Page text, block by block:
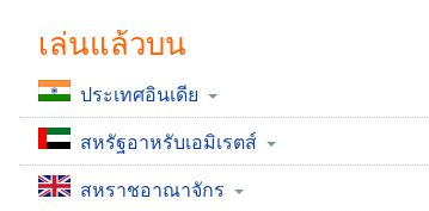
Chapters
Descriptions
descriptions
off,
selected
เล่นแล้วบน
ประเทศอินเดีย
สหรัฐอาหรับเอมิเรตส์
สหราชอาณาจักร